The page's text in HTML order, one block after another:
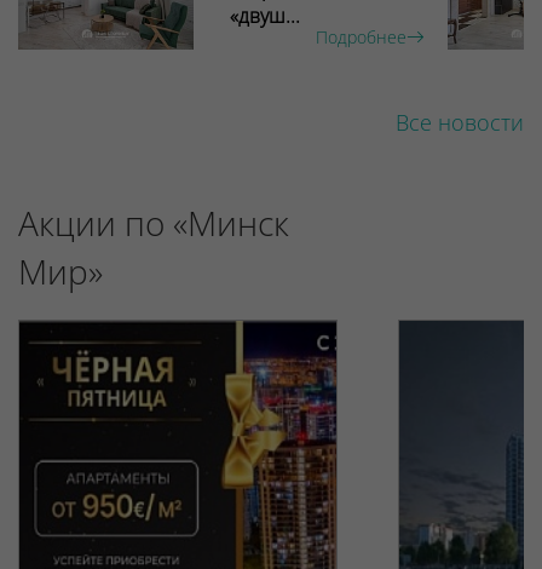
«двуш...
Подробнее
Все новости
Акции по «Минск
Мир»